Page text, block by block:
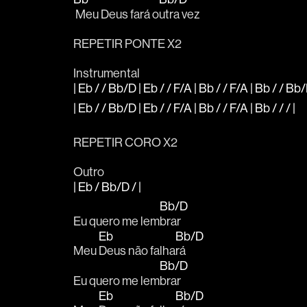
Meu Deus fará outra vez
REPETIR PONTE X2
Instrumental
| Eb / / Bb/D | Eb / / F/A | Bb / / F/A | Bb / /
| Eb / / Bb/D | Eb / / F/A | Bb / / F/A | Bb / / / |
REPETIR CORO X2
Outro
| Eb / Bb/D / |
Eu quero me lem
Bb/D
brar
Meu
Eb
Deus não falha
Bb/D
rá
Eu quero me lem
Bb/D
brar
Eb
Bb/D